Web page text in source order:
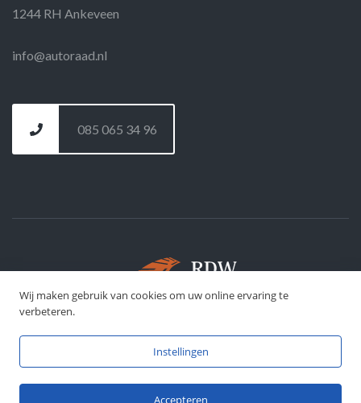
1244 RH Ankeveen
info@autoraad.nl
085 065 34 96
Wij maken gebruik van cookies om uw online ervaring te
verbeteren.
Instellingen
Accepteren